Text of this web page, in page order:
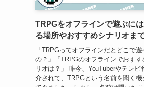
TRPGをオフラインで遊ぶに
る場所やおすすめシナリオま
「TRPGってオフラインだとどこで遊
の？」「TRPGのオフラインでおすす
リオは？」 昨今、YouTuberやテレビ
介されて、TRPGという名前を聞く機